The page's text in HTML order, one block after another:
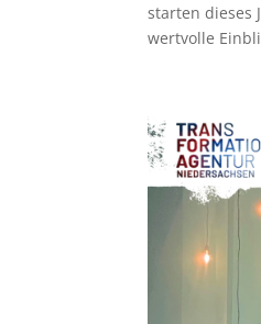
starten dieses
wertvolle